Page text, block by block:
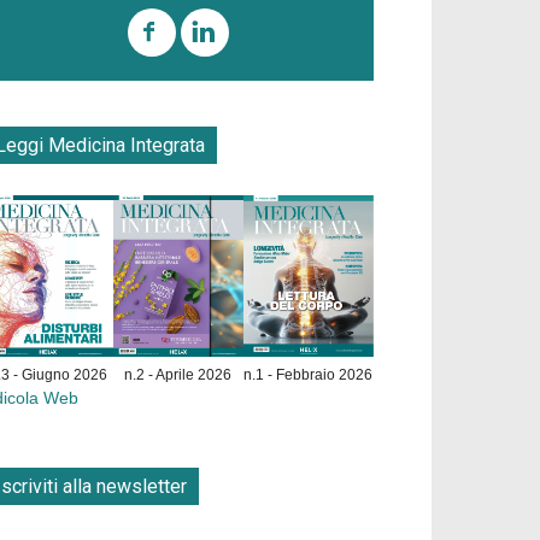
Medicina Integrata
- Giugno 2026 n.2 - Aprile 2026 n.1 - Febbraio 2026
Web
alla newsletter